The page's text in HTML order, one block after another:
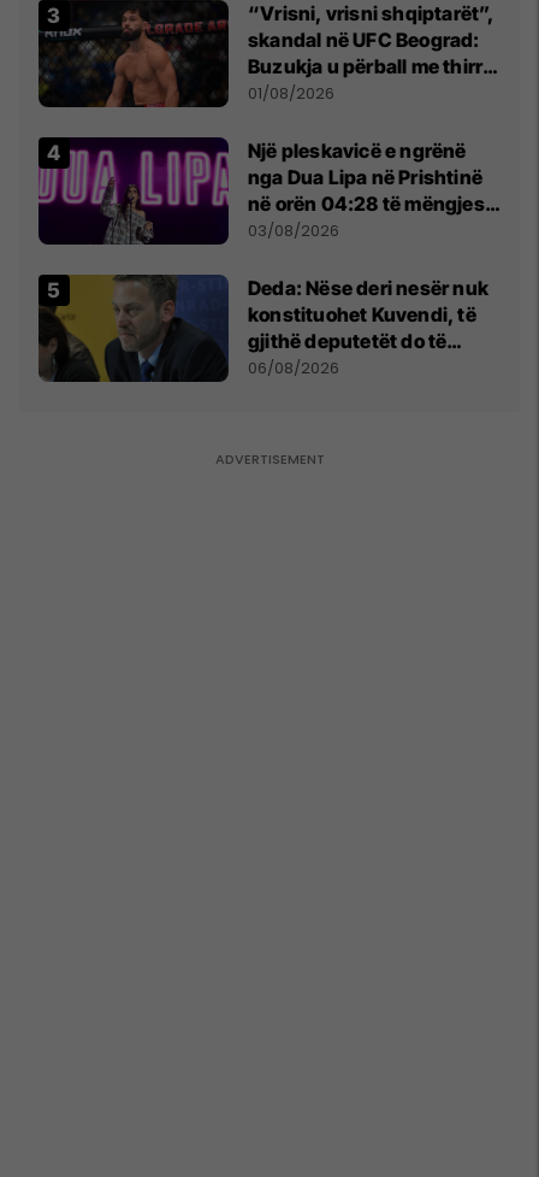
“Vrisni, vrisni shqiptarët”,
skandal në UFC Beograd:
Buzukja u përball me thirrje
anti-shqiptare nga
01/08/2026
Një pleskavicë e ngrënë
nga Dua Lipa në Prishtinë
në orën 04:28 të mëngjesit
- dhe bota digjitale serbe
03/08/2026
Deda: Nëse deri nesër nuk
konstituohet Kuvendi, të
gjithë deputetët do të
bëjnë shkelje të rëndë
06/08/2026